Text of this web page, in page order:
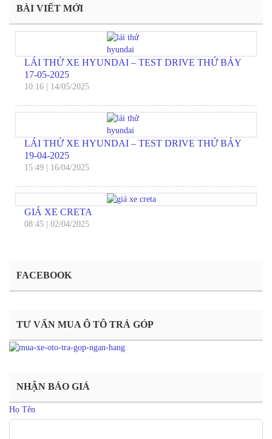
BÀI VIẾT MỚI
LÁI THỬ XE HYUNDAI – TEST DRIVE THỨ BẢY
17-05-2025
10:16 14/05/2025
LÁI THỬ XE HYUNDAI – TEST DRIVE THỨ BẢY
19-04-2025
15:49 16/04/2025
GIÁ XE CRETA
08:45 02/04/2025
FACEBOOK
TƯ VẤN MUA Ô TÔ TRẢ GÓP
NHẬN BÁO GIÁ
Họ Tên